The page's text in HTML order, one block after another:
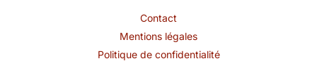
Contact
Mentions légales
Politique de confidentialité